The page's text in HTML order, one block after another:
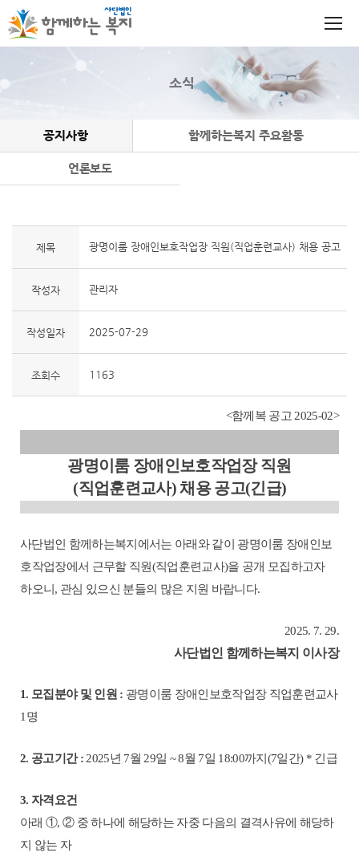
소식
공지사항 함께하는복지 주요활동
언론보도
제목 광명이룸 장애인보호작업장 직원(직업훈련교사) 채용 공고
작성자 관리자
작성일자 2025-07-29
조회수 1163
<함께복 공고 2025-02>
광명이룸 장애인보호작업장 직원
(직업훈련교사)채용 공고(긴급)
사단법인 함께하는복지에서는 아래와 같이 광명이룸 장애인보
호작업장에서 근무할 직원(직업훈련교사)을 공개 모집하고자
하오니 , 관심 있으신 분들의 많은 지원 바랍니다.
2025. 7. 29.
사단법인 함께하는복지 이사장
1. 모집분야 및 인원 : 광명이룸 장애인보호작업장 직업훈련교사
1 명
2. 공고기간: 2025년 7월 29일 ~ 8월 7일 18:00까지 (7일간) * 긴급
3. 자격요건
아래 ①,② 중 하나에 해당하는 자중 다음의 결격사유에 해당하
지 않는 자